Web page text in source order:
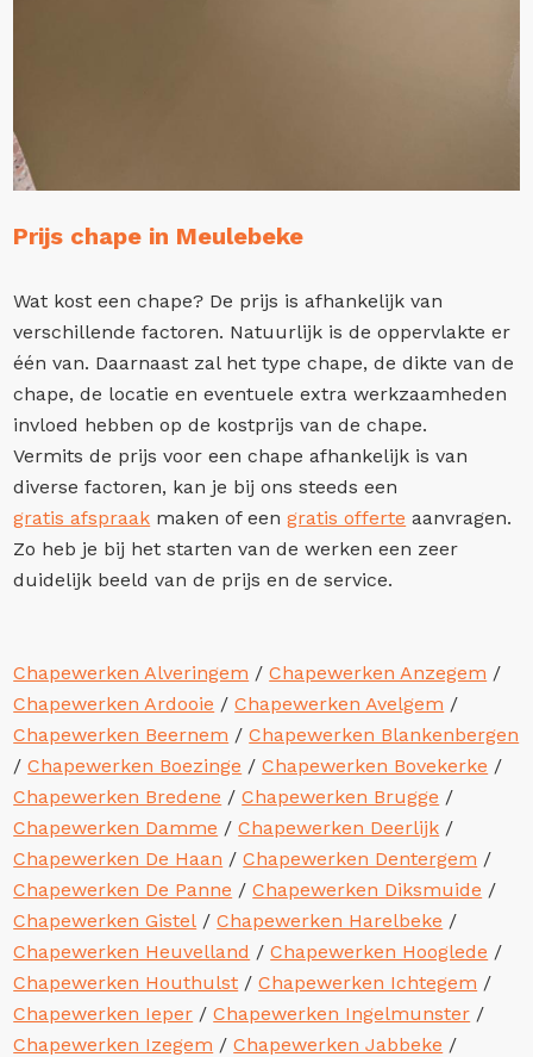
Prijs chape in Meulebeke
Wat kost een chape? De prijs is afhankelijk van
verschillende factoren. Natuurlijk is de oppervlakte er
één van. Daarnaast zal het type chape, de dikte van de
chape, de locatie en eventuele extra werkzaamheden
invloed hebben op de kostprijs van de chape.
Vermits de prijs voor een chape afhankelijk is van
diverse factoren, kan je bij ons steeds een
gratis afspraak maken of eengratis offerte aanvragen.
Zo heb je bij het starten van de werken een zeer
duidelijk beeld van de prijs en de service.
Chapewerken Alveringem /Chapewerken Anzegem /
Chapewerken Ardooie /Chapewerken Avelgem /
Chapewerken Beernem /Chapewerken Blankenbergen
/Chapewerken Boezinge /Chapewerken Bovekerke /
Chapewerken Bredene /Chapewerken Brugge /
Chapewerken Damme /Chapewerken Deerlijk /
Chapewerken De Haan /Chapewerken Dentergem /
Chapewerken De Panne /Chapewerken Diksmuide /
Chapewerken Gistel /Chapewerken Harelbeke /
Chapewerken Heuvelland /Chapewerken Hooglede /
Chapewerken Houthulst /Chapewerken Ichtegem /
Chapewerken Ieper /Chapewerken Ingelmunster /
Chapewerken Izegem /Chapewerken Jabbeke /